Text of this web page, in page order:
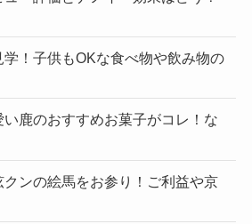
！子供もOKな食べ物や飲み物の
鹿のおすすめお菓子がコレ！な
ンの絵馬をお参り！ご利益や京